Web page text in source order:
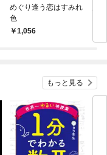
めぐり逢う恋はすみれ
色
1,056
もっと見る